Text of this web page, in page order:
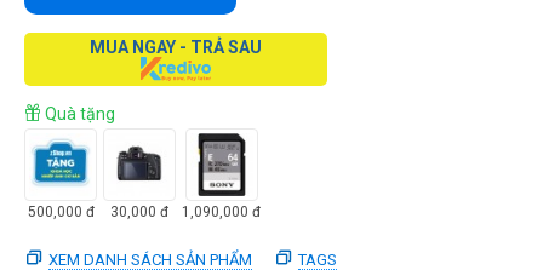
MUA NGAY - TRẢ SAU
Quà tặng
500,000 đ 30,000 đ 1,090,000 đ
XEM DANH SÁCH SẢN PHẨM TAGS